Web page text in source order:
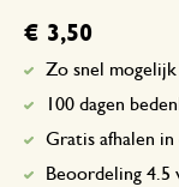
€ 3,50
Zo snel
100 dagen
Gratis afhalen
Beoordeling 4.5